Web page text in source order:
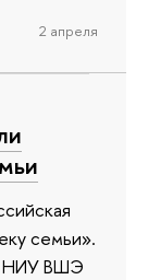
2 апреля
семьи».
НИУ ВШЭ